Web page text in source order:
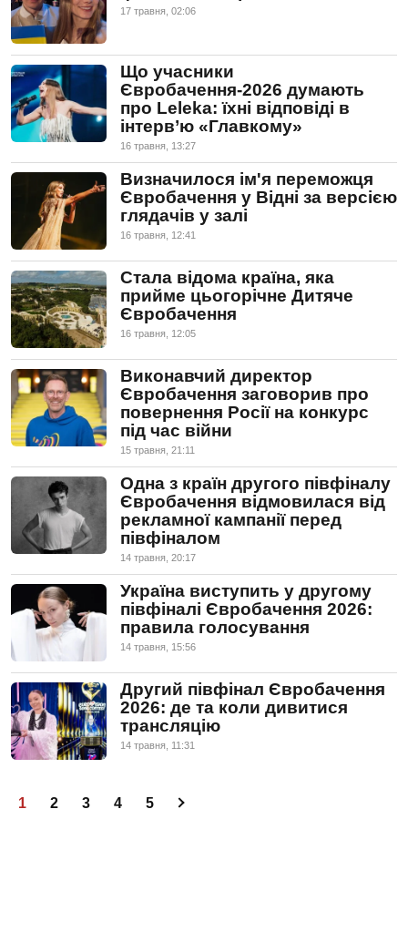
17 травня, 02:06
Що учасники
Євробачення-2026 думають
про Leleka: їхні відповіді в
інтерв’ю «Главкому»
16 травня, 13:27
Визначилося ім'я переможця
Євробачення у Відні за версією
глядачів у залі
16 травня, 12:41
Стала відома країна, яка
прийме цьогорічне Дитяче
Євробачення
16 травня, 12:05
Виконавчий директор
Євробачення заговорив про
повернення Росії на конкурс
під час війни
15 травня, 21:11
Одна з країн другого півфіналу
Євробачення відмовилася від
рекламної кампанії перед
півфіналом
14 травня, 20:17
Україна виступить у другому
півфіналі Євробачення 2026:
правила голосування
14 травня, 15:56
Другий півфінал Євробачення
2026: де та коли дивитися
трансляцію
14 травня, 11:31
1 2 3 4 5